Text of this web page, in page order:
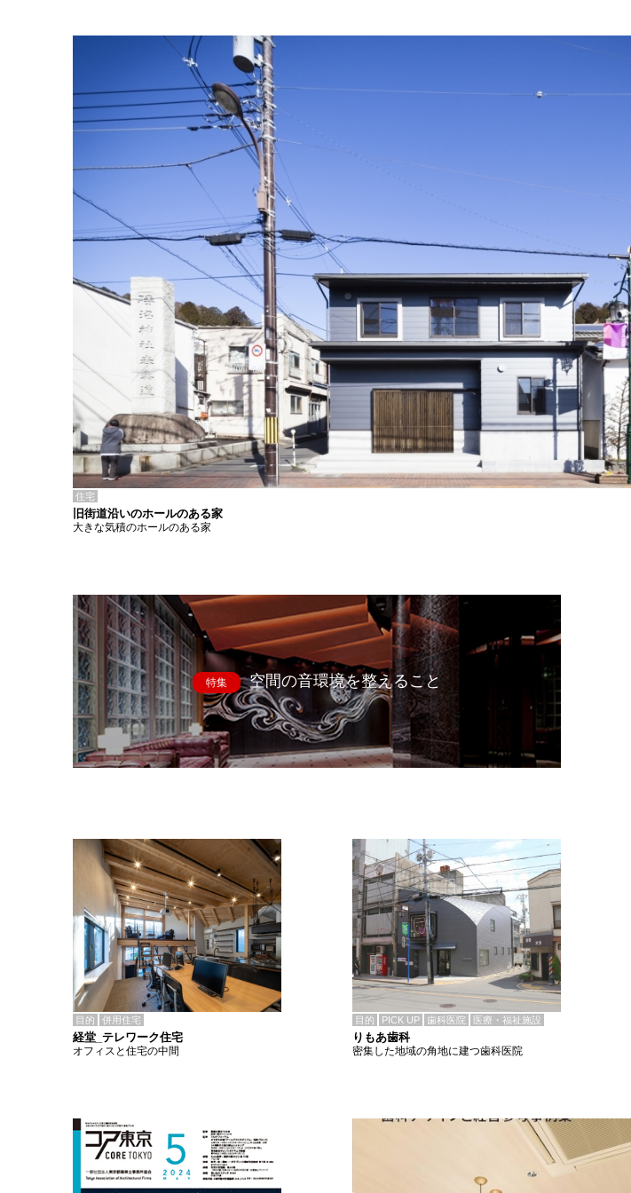
住宅
旧街道沿いのホールのある家
大きな気積のホールのある家
特集 空間の音環境を整えること
目的 併用住宅
経堂_テレワーク住宅
オフィスと住宅の中間
目的 PICK UP 歯科医院 医療・福祉施設
りもあ歯科
密集した地域の角地に建つ歯科医院